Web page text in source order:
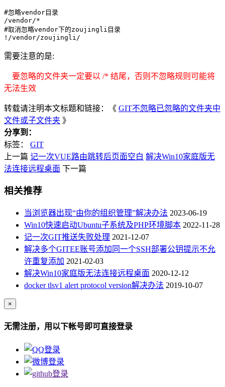
#忽略vendor目录
/vendor/*
#取消忽略vendor下的zoujingli目录
!/vendor/zoujingli/
需要注意的是:
要忽略的文件夹一定要以 /* 结尾，否则不忽略规则可能将
无法生效
转载请注明本文标题和链接：《 GIT不忽略已忽略的文件夹中
文件或子文件夹 》
分享到：
标签： GIT
上一篇 记一次VUE路由跳转后页面空白 解决Win10家庭版无
法连接远程桌面 下一篇
相关推荐
当浏览器出现“由你的组织管理”解决办法 2023-06-19
Win10快速启动Ubuntu子系统及PHP环境脚本 2022-11-28
记一次GIT推送失败处理 2021-12-07
解决多个GITEE账号添加同一个SSH部署公钥提示不允
许重复添加 2021-02-03
解决Win10家庭版无法连接远程桌面 2020-12-12
docker tlsv1 alert protocol version解决办法 2019-10-07
×
无需注册，用以下帐号即可直接登录